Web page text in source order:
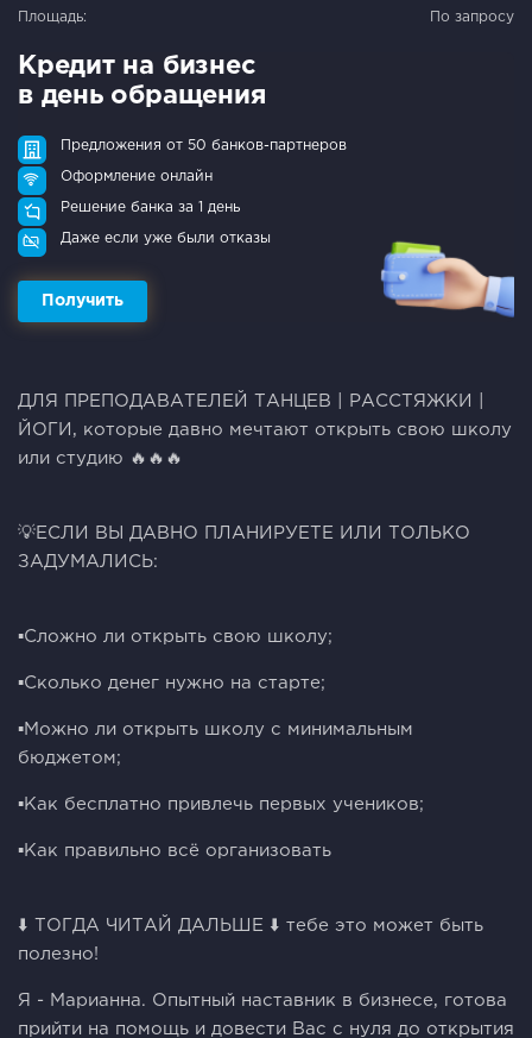
Площадь: По запросу
Кредит на бизнес
в день обращения
Предложения от 50 банков-партнеров
Оформление онлайн
Решение банка за 1 день
Даже если уже были отказы
Получить
ДЛЯ ПРЕПОДАВАТЕЛЕЙ ТАНЦЕВ | РАССТЯЖКИ |
ЙОГИ, которые давно мечтают открыть свою школу
или студию 🔥🔥🔥
💡ЕСЛИ ВЫ ДАВНО ПЛАНИРУЕТЕ ИЛИ ТОЛЬКО
ЗАДУМАЛИСЬ:
▪️Сложно ли открыть свою школу;
▪️Сколько денег нужно на старте;
▪️Можно ли открыть школу с минимальным
бюджетом;
▪️Как бесплатно привлечь первых учеников;
▪️Как правильно всё организовать
⬇️ ТОГДА ЧИТАЙ ДАЛЬШЕ ⬇️ тебе это может быть
полезно!
Я - Марианна. Опытный наставник в бизнесе, готова
прийти на помощь и довести Вас с нуля до открытия